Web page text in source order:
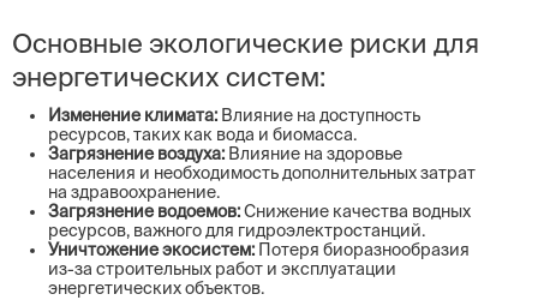
Основные экологические риски для
энергетических систем:
Изменение климата: Влияние на доступность
ресурсов, таких как вода и биомасса.
Загрязнение воздуха: Влияние на здоровье
населения и необходимость дополнительных затрат
на здравоохранение.
Загрязнение водоемов:Снижение качества водных
ресурсов, важного для гидроэлектростанций.
Уничтожение экосистем: Потеря биоразнообразия
из-за строительных работ и эксплуатации
энергетических объектов.